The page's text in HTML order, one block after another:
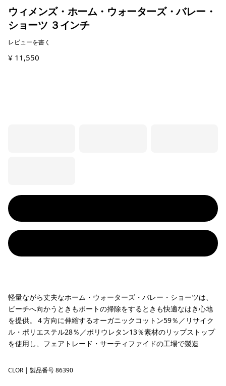
ウィメンズ・ホーム・ウォーターズ・バレー・
ショーツ ３インチ
レビューを書く
¥ 11,550
軽量ながら丈夫なホーム・ウォーターズ・バレー・ショーツは、
ビーチへ向かうときもボートの掃除をするときも快適なはき心地
を提供。４方向に伸縮するオーガニックコットン59％／リサイク
ル・ポリエステル28％／ポリウレタン13％素材のリップストップ
を使用し、フェアトレード・サーティファイドの工場で製造
Coal Orange
CLOR | 製品番号 86390